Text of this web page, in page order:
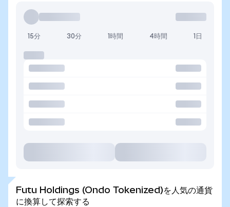
15分 30分 1時間 4時間 1日
Futu Holdings (Ondo Tokenized)を人気の通貨
に換算して探索する